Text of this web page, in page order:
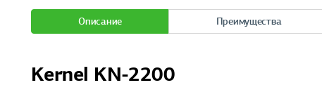
Описание Преимущества
Kernel KN-2200